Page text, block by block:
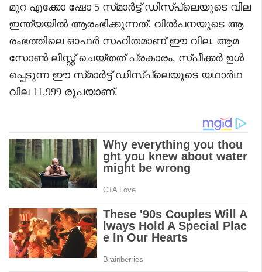
മുറ എക്കോ ഷോ 5 സ്‌മാർട്ട്‌ ഡിസ്‌പ്ലെയുടെ വില
ഇന്ത്യയിൽ ആരംഭിക്കുന്നത്. വിൽപനയുടെ ആ
രംഭത്തിലെ ഓഫർ സഹിതമാണ് ഈ വില. ആമ
സോൺ ലിസ്റ്റ് ചെയ്‌തത് പ്രകാരം, സ്‌പീക്കർ ഉൾ
പ്പെടുന്ന ഈ സ്‌മാർട്ട് ഡിസ്‌പ്ലെയുടെ യഥാർഥ
വില 11,999 രൂപയാണ്.